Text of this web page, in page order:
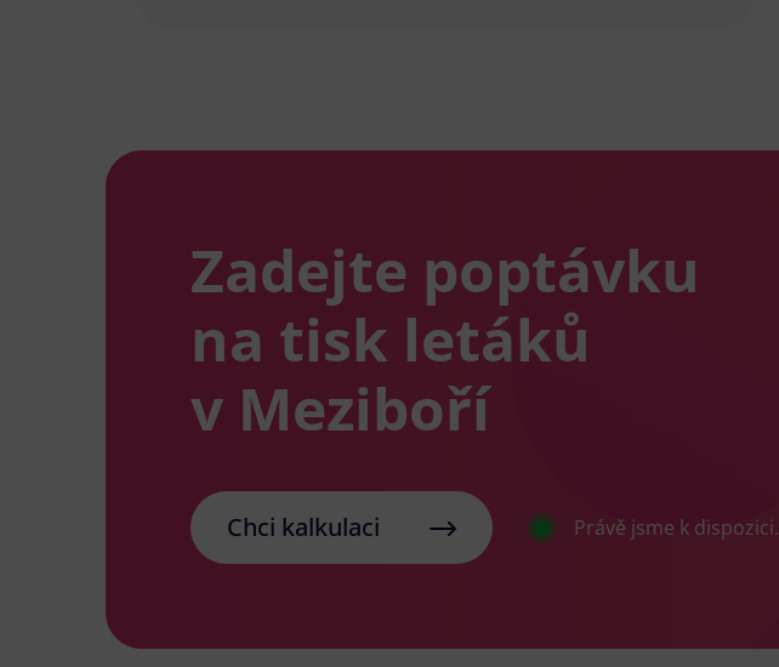
Zadejte poptávku
na tisk letáků
v Meziboří
Chci kalkulaci Právě jsme k dispozici.